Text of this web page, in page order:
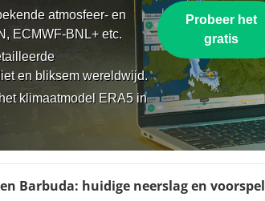
atmosfeer- en
ECMWF-BNL+ etc.
en bliksem wereldwijd.
klimaatmodel ERA5 in
Probeer het
gratis
Barbuda: huidige neerslag en